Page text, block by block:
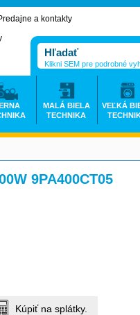
9PA400CT05
Kúpiť na splátky.
a kontakty
Klikni SEM pre podrobné
MALÁ BIELA
TECHNIKA
VEĽKÁ